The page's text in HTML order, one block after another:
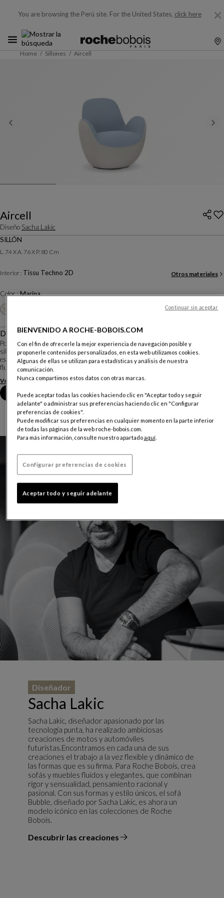
You are browsing the Perú site. For the United States, click here
Home Sillones Aircell
Aircell
Diseño Sacha Lakic
SILLÓN
L. 74 X A. 76 X P. 80 Cm
Interior : Tissu Techno 2D Otros materiales
Color :Marina
Otros colores
Descripción
Podemos ver un botón de flor o un asiento de nave futurista... Aircell es un
sillón que encuentra su lugar en todos los universos de decoración. Giratorio,
está fijado sobre una pata giratoria llamada 'circline' que le permite girar con
fluidez y ret...
Ver más Descargar la ficha técnica
Reserva una cita en tienda
Sacha Lakic
Diseñador
Sacha Lakic, diseñador apasionado por las
tecnología punta, ha realizado ambiciosas
creaciones de motos y automóviles
futuristas.Encontramos en cada una de sus
creaciones el trabajo a la vez flexible y dinámico de
las formas que es su firma. Para Roche Bobois, crea
sofás y muebles fluidos y elegantes, que combinan
rigor y sensualidad, pensamiento racional y
pasional. Con sus formas y estilo únicos, el sofá
Bubble, diseñado por Sacha Lakic, es ahora un
modelo icónico en las colecciones de Roche
Bobois.
Descubrir las creaciones
el diseñador
BIENVENIDO A ROCHE-BOBOIS.COM
Con el fin de ofrecerle la mejor experiencia de navegación posible y
proponerle contenidos personalizados, en esta web utilizamos cookies.
Algunas de ellas se utilizan para estadísticas y análisis de nuestra
comunicación.
Nunca compartimos estos datos con otras marcas.
Puede aceptar todas las cookies haciendo clic en "Aceptar todo y seguir
adelante" o administrar sus preferencias haciendo clic en "Configurar
preferencias de cookies".
Puede modificar sus preferencias en cualquier momento en la parte inferior
de todas las páginas de la web roche-bobois.com.
Para más información, consulte nuestro apartadoaquí.
Configurar preferencias de cookies
Aceptar todo y seguir adelante
Continuar sin aceptar